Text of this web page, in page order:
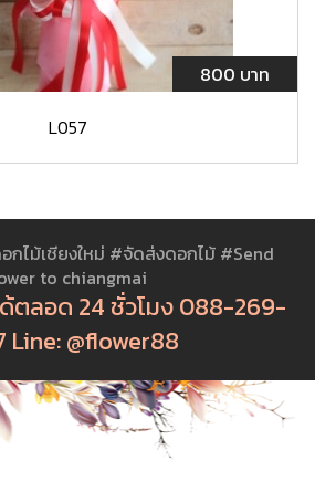
800 บาท
L057
กไม้เชียงใหม่ #จัดส่งดอกไม้ #Send
to chiangmai
ตลอด 24 ชั่วโมง 088-269-
Line: @flower88